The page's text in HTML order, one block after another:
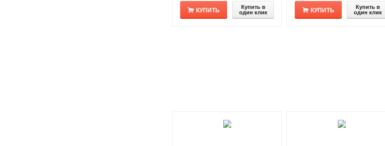
КУПИТЬ
Купить в
один клик
КУПИТЬ
Купить в
один клик